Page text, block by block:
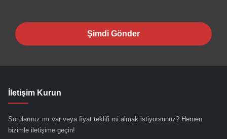
Şimdi Gönder
İletişim Kurun
Sorularınız mı var veya fiyat teklifi mi almak istiyorsunuz? Hemen
bizimle iletişime geçin!